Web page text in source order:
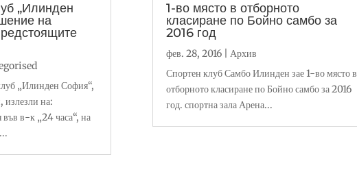
„Илинден
на
„Илинден София“,
излезли на:
в-к „24 часа“, на
1-во място в отборното
класиране по Бойно самбо за
2016 год
фев. 28, 2016| Архив
Спортен клуб Самбо Илинден зае 1-во място в
отборното класиране по Бойно самбо за 2016
год. спортна зала Арена...